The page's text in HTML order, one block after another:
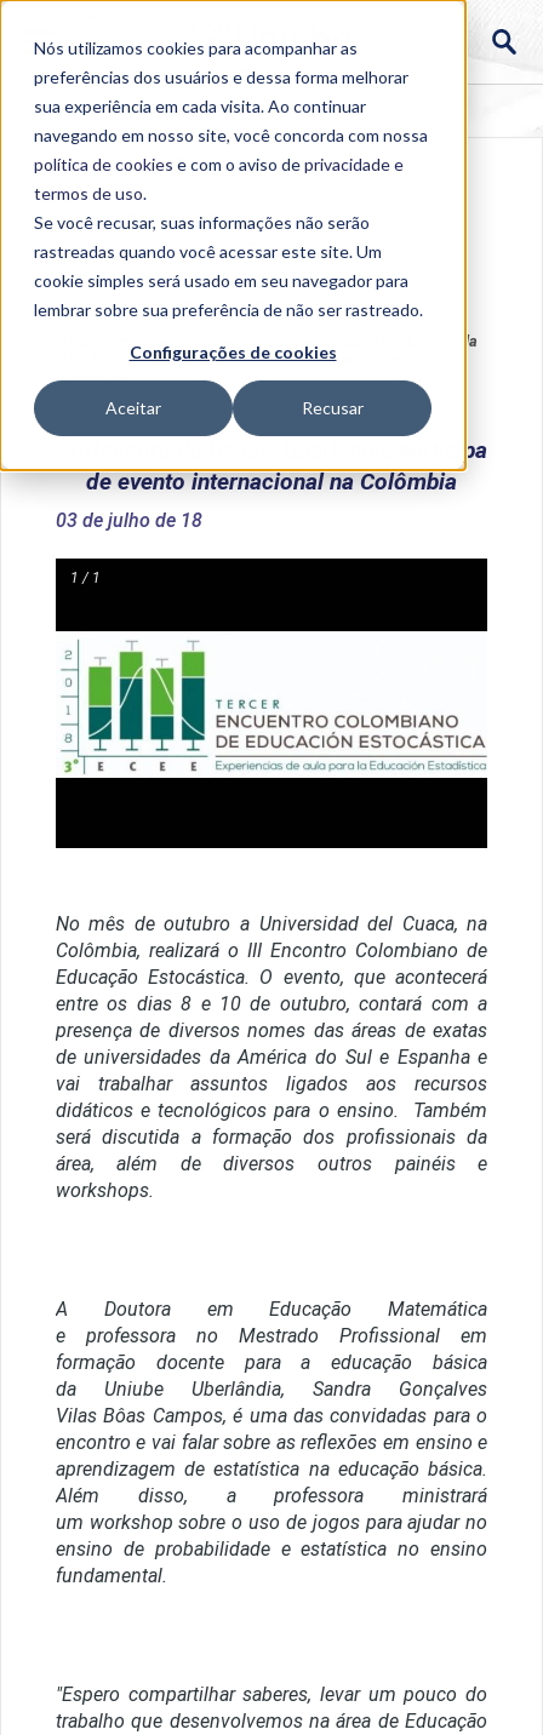
Nós utilizamos cookies para acompanhar as
preferências dos usuários e dessa forma melhorar
sua experiência em cada visita. Ao continuar
navegando em nosso site, você concorda com nossa
política de cookies e com o aviso deprivacidade e
termos de uso.
Se você recusar, suas informações não serão
rastreadas quando você acessar este site. Um
cookie simples será usado em seu navegador para
lembrar sobre sua preferência de não ser rastreado.
Configurações de cookies
Aceitar Recusar
Professora da
Uniube Uberlândia participa de evento internacional na
Colômbia
Professora da Uniube Uberlândia participa
de evento internacional na Colômbia
03 de julho de 18
1 / 1
No mês de outubro a Universidad del Cuaca, na
Colômbia, realizará o III Encontro Colombiano de
Educação Estocástica. O evento, que acontecerá
entre os dias 8 e 10 de outubro, contará com a
presença de diversos nomes das áreas de exatas
de universidades da América do Sul e Espanha e
vai trabalhar assuntos ligados aos recursos
didáticos e tecnológicos para o ensino. Também
será discutida a formação dos profissionais da
área, além de diversos outros painéis e
workshops.
A Doutora em Educação Matemática
e professora no Mestrado Profissional em
formação docente para a educação básica
da Uniube Uberlândia, Sandra Gonçalves
Vilas Bôas Campos, é uma das convidadas para o
encontro e vai falar sobre as reflexões em ensino e
aprendizagem de estatística na educação básica.
Além disso, a professora ministrará
um workshop sobre o uso de jogos para ajudar no
ensino de probabilidade e estatística no ensino
fundamental.
"Espero compartilhar saberes, levar um pouco do
trabalho que desenvolvemos na área de Educação